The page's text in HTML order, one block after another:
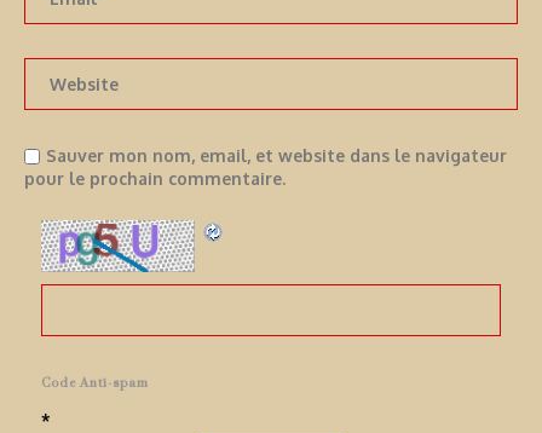
Sauver mon nom, email, et website dans le navigateur
pour le prochain commentaire.
Code Anti-spam
*